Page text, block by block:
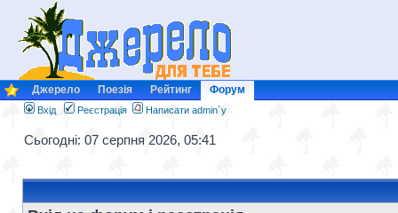
Джерело Поезія Рейтинг Форум
Вхід Реєстрація Написати admin`у
Сьогодні: 07 серпня 2026, 05:41